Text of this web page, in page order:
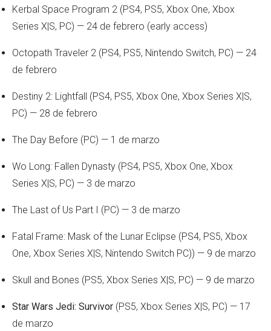
Kerbal Space Program 2 (PS4, PS5, Xbox One, Xbox
Series X|S, PC) — 24 de febrero (early access)
Octopath Traveler 2 (PS4, PS5, Nintendo Switch, PC) — 24
de febrero
Destiny 2: Lightfall (PS4, PS5, Xbox One, Xbox Series X|S,
PC) — 28 de febrero
The Day Before (PC) — 1 de marzo
Wo Long: Fallen Dynasty (PS4, PS5, Xbox One, Xbox
Series X|S, PC) — 3 de marzo
The Last of Us Part I (PC) — 3 de marzo
Fatal Frame: Mask of the Lunar Eclipse (PS4, PS5, Xbox
One, Xbox Series X|S, Nintendo Switch PC)) — 9 de marzo
Skull and Bones (PS5, Xbox Series X|S, PC) — 9 de marzo
Star Wars Jedi: Survivor (PS5, Xbox Series X|S, PC) — 17
de marzo